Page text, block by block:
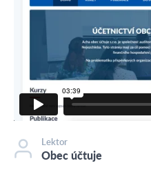
Lektor
Obec účtuje